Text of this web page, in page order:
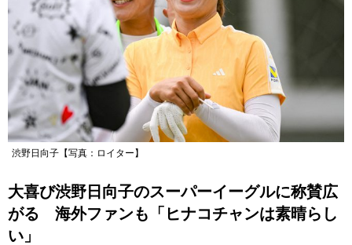
渋野日向子【写真：ロイター】
大喜び渋野日向子のスーパーイーグルに称賛広
がる 海外ファンも「ヒナコチャンは素晴らし
い」